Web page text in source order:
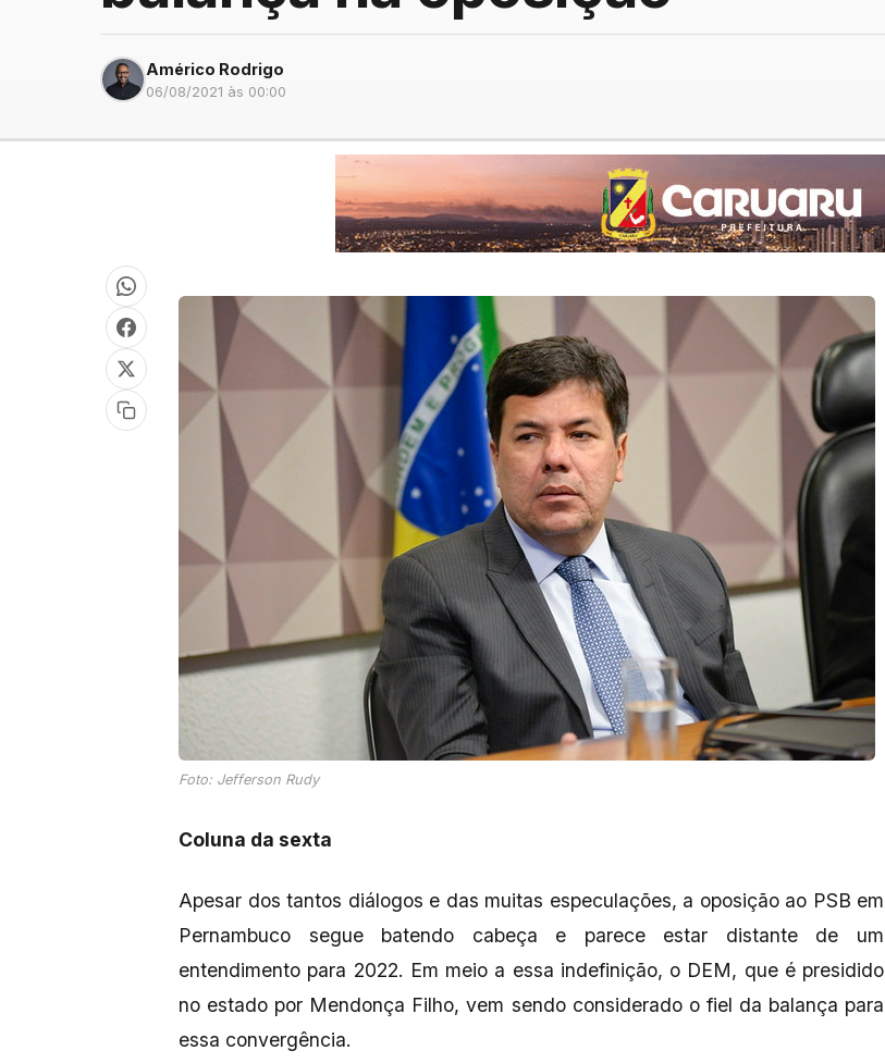
Américo Rodrigo
06/08/2021 às 00:00
Foto: Jefferson Rudy
Coluna da sexta
Apesar dos tantos diálogos e das muitas especulações, a oposição ao PSB em
Pernambuco segue batendo cabeça e parece estar distante de um
entendimento para 2022. Em meio a essa indefinição, o DEM, que é presidido
no estado por Mendonça Filho, vem sendo considerado o fiel da balança para
essa convergência.